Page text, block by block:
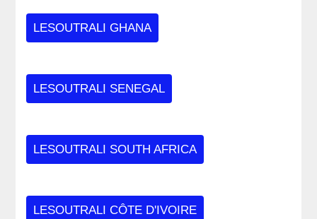
LESOUTRALI GHANA
LESOUTRALI SENEGAL
LESOUTRALI SOUTH AFRICA
LESOUTRALI CÔTE D'IVOIRE